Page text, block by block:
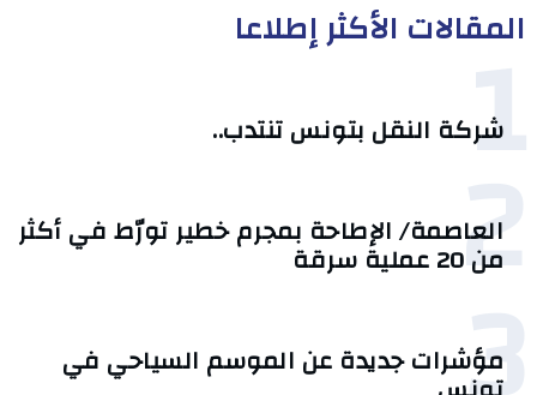
المقالات الأكثر إطلاعا
1
شركة النقل بتونس تنتدب..
2
العاصمة/ الإطاحة بمجرم خطير تورّط في أكثر
من 20 عملية سرقة
مؤشرات جديدة عن الموسم السياحي في